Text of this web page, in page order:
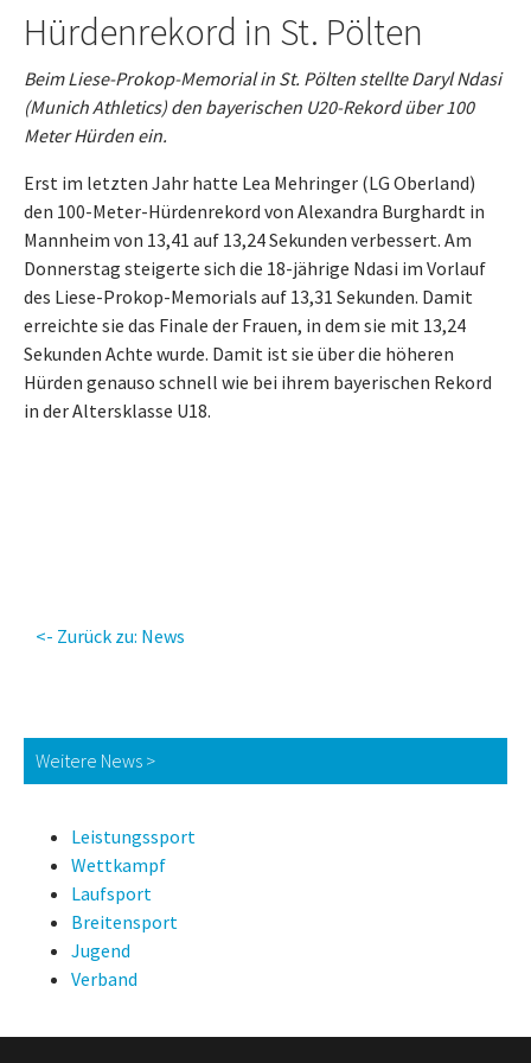
Hürdenrekord in St. Pölten
Beim Liese-Prokop-Memorial in St. Pölten stellte Daryl Ndasi
(Munich Athletics) den bayerischen U20-Rekord über 100
Meter Hürden ein.
Erst im letzten Jahr hatte Lea Mehringer (LG Oberland)
den 100-Meter-Hürdenrekord von Alexandra Burghardt in
Mannheim von 13,41 auf 13,24 Sekunden verbessert. Am
Donnerstag steigerte sich die 18-jährige Ndasi im Vorlauf
des Liese-Prokop-Memorials auf 13,31 Sekunden. Damit
erreichte sie das Finale der Frauen, in dem sie mit 13,24
Sekunden Achte wurde. Damit ist sie über die höheren
Hürden genauso schnell wie bei ihrem bayerischen Rekord
in der Altersklasse U18.
<- Zurück zu: News
Weitere News >
Leistungssport
Wettkampf
Laufsport
Breitensport
Jugend
Verband